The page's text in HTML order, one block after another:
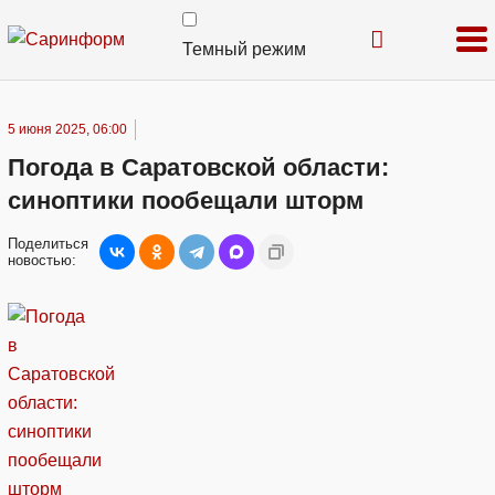
Темный режим
5 июня 2025, 06:00
Погода в Саратовской области:
синоптики пообещали шторм
Поделиться
новостью: